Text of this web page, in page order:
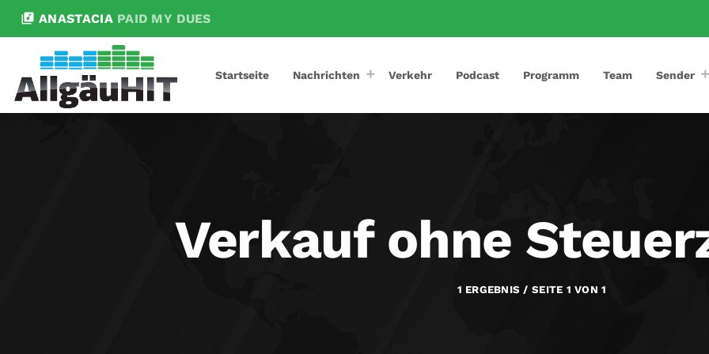
library_music ANASTACIA PAID MY DUES
Startseite Nachrichten Verkehr Podcast Programm Team Sender
Verkauf ohne
1 ERGEBNIS / SEITE 1 VON 1